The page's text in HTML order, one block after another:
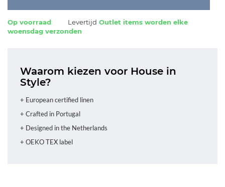
Op voorraad Levertijd Outlet items worden elke
woensdag verzonden
Waarom kiezen voor House in
Style?
+ European certified linen
+ Crafted in Portugal
+ Designed in the Netherlands
+ OEKO TEX label